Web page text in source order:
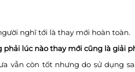
nghĩ tới là thay mới hoàn toàn.
phải lúc nào thay mới cũng là giải
vẫn còn tốt nhưng do sử dụng